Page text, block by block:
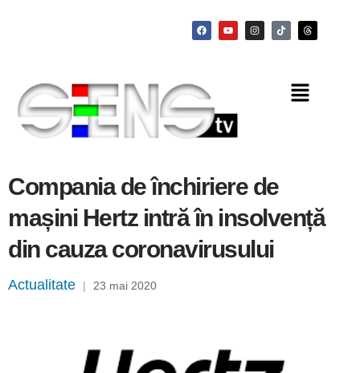
Compania de închiriere de
mașini Hertz intră în insolvență
din cauza coronavirusului
Actualitate | 23 mai 2020